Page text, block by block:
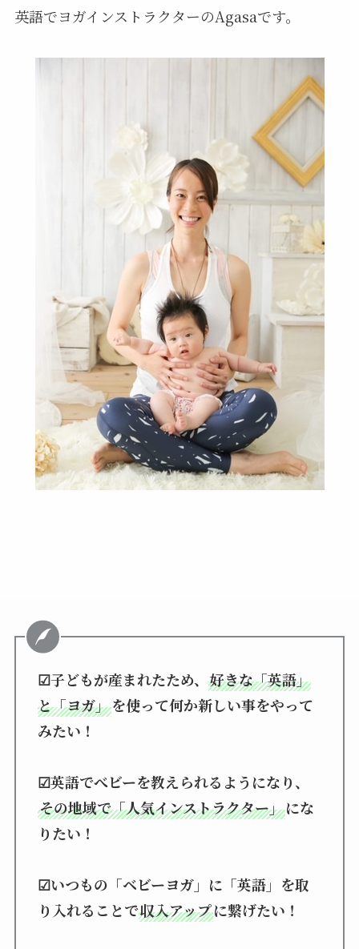
英語でヨガインストラクターのAgasaです。
☑子どもが産まれたため、 好きな「英語」
と「ヨガ」を使って何か新しい事をやって
みたい！
☑英語でべビーを教えられるようになり、
その地域で「人気インストラクター」にな
りたい！
☑いつもの「ベビーヨガ」に「英語」を取
り入れることで収入アップに繋げたい！